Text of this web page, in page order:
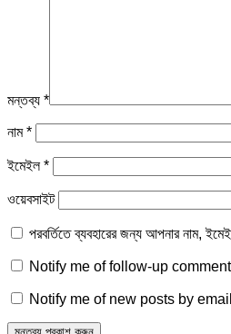
মন্তব্য *
নাম*
ইমেইল*
ওয়েবসাইট
পরবর্তিতে ব্যবহারের জন্য আপনার নাম,
Notify me of follow-up
Notify me of new posts by